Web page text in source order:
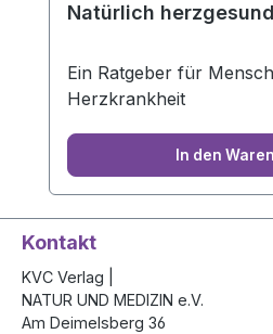
Natürlich herzgesund
Ein Ratgeber für
Herzkrankheit
In den
Kontakt
KVC Verlag |
NATUR UND MEDIZIN e.V.
Am Deimelsberg 36